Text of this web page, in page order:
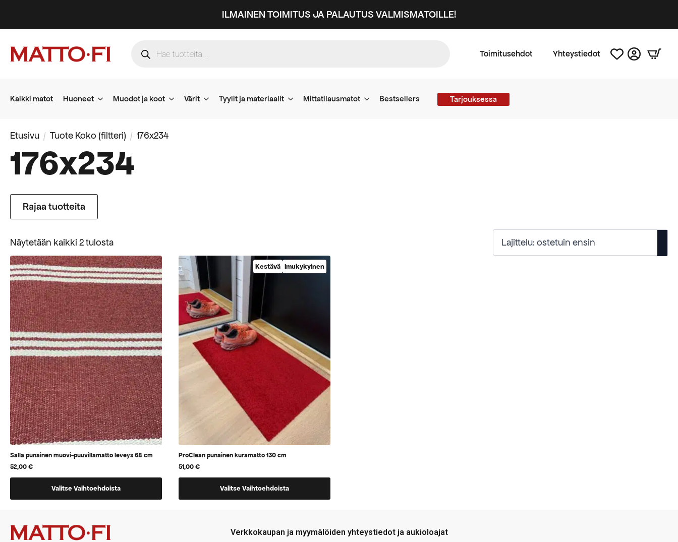
ILMAINEN TOIMITUS JA PALAUTUS VALMISMATOILLE!
search
Toimitusehdot Yhteystiedot
Kaikki matot Huoneet Muodot ja koot Värit Tyylit ja materiaalit Mittatilausmatot Bestsellers Tarjouksessa
Etusivu Tuote Koko (filtteri) 176x234
176x234
Rajaa tuotteita
Näytetään kaikki 2 tulostaSuosituimmat
ensin
Salla punainen muovi-puuvillamatto leveys 68 cm
52,00€
Valitse Vaihtoehdoista
tuotteella
vaihtoehtoja,
jotka
Kestävä Imukykyinen
ProClean punainen kuramatto 130 cm
51,00€
Valitse Vaihtoehdoista
tuotteella
Verkkokaupan ja myymälöiden yhteystiedot ja aukioloajat